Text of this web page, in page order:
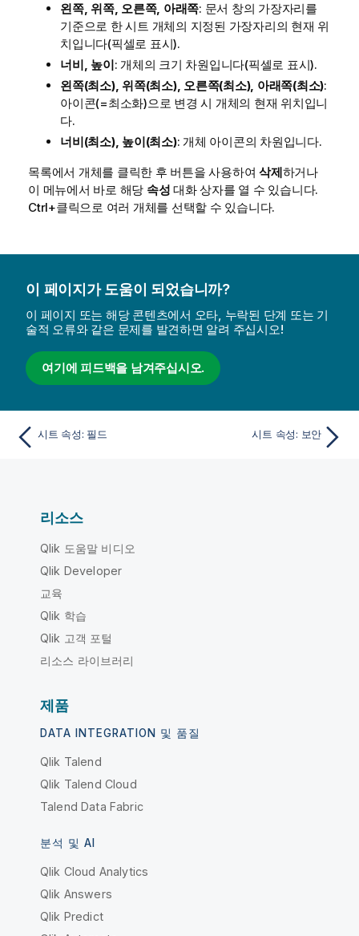
왼쪽, 위쪽, 오른쪽, 아래쪽: 문서 창의 가장자리를
기준으로 한 시트 개체의 지정된 가장자리의 현재 위
치입니다(픽셀로 표시).
너비, 높이: 개체의 크기 차원입니다(픽셀로 표시).
왼쪽(최소), 위쪽(최소), 오른쪽(최소), 아래쪽(최소):
아이콘(=최소화)으로 변경 시 개체의 현재 위치입니
다.
너비(최소), 높이(최소): 개체 아이콘의 차원입니다.
목록에서 개체를 클릭한 후 버튼을 사용하여 삭제하거나
이 메뉴에서 바로 해당 속성 대화 상자를 열 수 있습니다.
Ctrl+클릭으로 여러 개체를 선택할 수 있습니다.
이 페이지가 도움이 되었습니까?
이 페이지 또는 해당 콘텐츠에서 오타, 누락된 단계 또는 기
술적 오류와 같은 문제를 발견하면 알려 주십시오!
여기에 피드백을 남겨주십시오.
시트 속성: 필드 시트 속성: 보안
리소스
Qlik 도움말 비디오
Qlik Developer
교육
Qlik 학습
Qlik 고객 포털
리소스 라이브러리
제품
DATA INTEGRATION 및 품질
Qlik Talend
Qlik Talend Cloud
Talend Data Fabric
분석 및 AI
Qlik Cloud Analytics
Qlik Answers
Qlik Predict